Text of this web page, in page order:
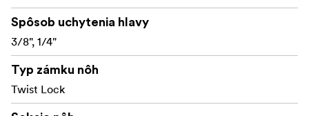
Spôsob uchytenia hlavy
3/8", 1/4"
Typ zámku nôh
Twist Lock